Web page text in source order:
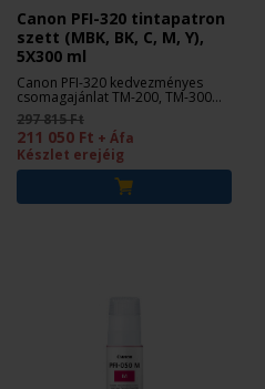
Canon PFI-320 tintapatron
szett (MBK, BK, C, M, Y),
5X300 ml
Canon PFI-320 kedvezményes
csomagajánlat TM-200, TM-300
nyomtatókhoz.
297 815 Ft
211 050 Ft + Áfa
Készlet erejéig